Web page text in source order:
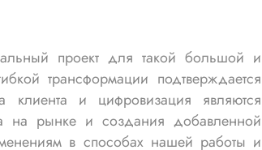
проект для такой большой и
трансформации подтверждается
и цифровизация являются
на рынке и создания добавленной
в способах нашей работы и